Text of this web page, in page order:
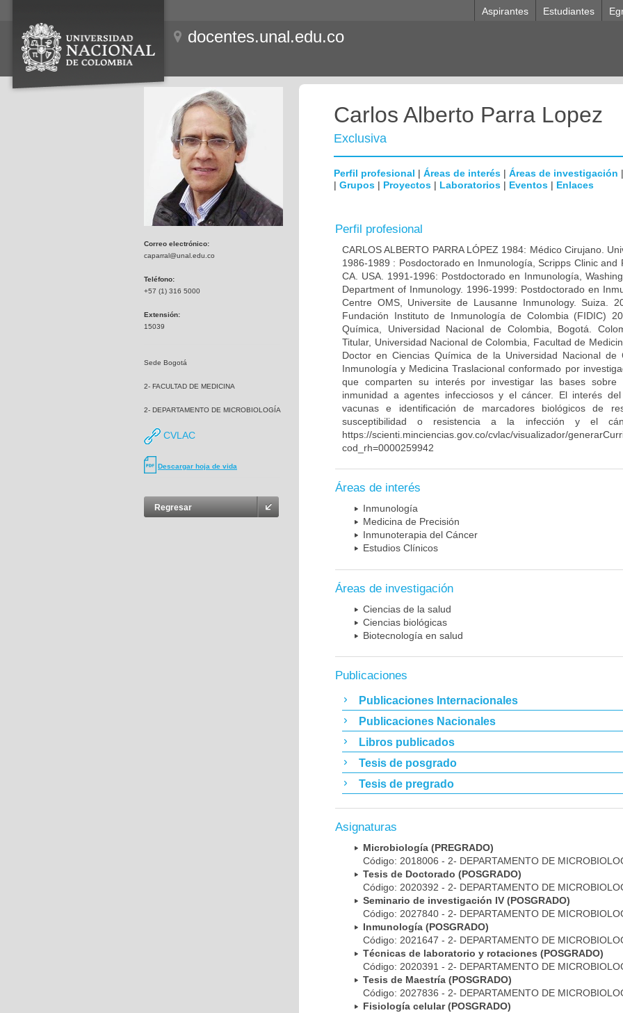
Aspirantes Estudiantes
docentes.unal.edu.co
Correo electrónico:
caparral@unal.edu.co
Teléfono:
+57 (1) 316 5000
Extensión:
15039
Sede Bogotá
2- FACULTAD DE MEDICINA
2- DEPARTAMENTO DE MICROBIOLOGÍA
CVLAC
Descargar hoja de vida
Regresar
Carlos Alberto Parra Lopez
Exclusiva
Perfil profesional | Áreas de interés | Áreas de investigación |
| Grupos | Proyectos | Laboratorios | Eventos | Enlaces
Perfil profesional
CARLOS ALBERTO PARRA LÓPEZ 1984: Médico Cirujano.
1986-1989 : Posdoctorado en Inmunología, Scripps Clinic and
CA. USA. 1991-1996: Postdoctorado en Inmunología,
Department of Inmunology. 1996-1999: Postdoctorado en
Centre OMS, Universite de Lausanne Inmunology. Suiza.
Fundación Instituto de Inmunología de Colombia (FIDIC)
Química, Universidad Nacional de Colombia, Bogotá.
Titular, Universidad Nacional de Colombia, Facultad de
Doctor en Ciencias Química de la Universidad Nacional
Inmunología y Medicina Traslacional conformado por
que comparten su interés por investigar las bases sobre
inmunidad a agentes infecciosos y el cáncer. El interés
vacunas e identificación de marcadores biológicos de
susceptibilidad o resistencia a la infección y el
https://scienti.minciencias.gov.co/cvlac/visualizador/
cod_rh=0000259942
Áreas de interés
Inmunología
Medicina de Precisión
Inmunoterapia del Cáncer
Estudios Clínicos
Áreas de investigación
Ciencias de la salud
Ciencias biológicas
Biotecnología en salud
Publicaciones
Publicaciones Internacionales
Publicaciones Nacionales
Libros publicados
Tesis de posgrado
Tesis de pregrado
Asignaturas
Microbiología (PREGRADO)
Código: 2018006 - 2- DEPARTAMENTO DE
Tesis de Doctorado (POSGRADO)
Código: 2020392 - 2- DEPARTAMENTO DE
Seminario de investigación IV (POSGRADO)
Código: 2027840 - 2- DEPARTAMENTO DE
Inmunología (POSGRADO)
Código: 2021647 - 2- DEPARTAMENTO DE
Técnicas de laboratorio y rotaciones (POSGRADO)
Código: 2020391 - 2- DEPARTAMENTO DE
Tesis de Maestría (POSGRADO)
Código: 2027836 - 2- DEPARTAMENTO DE
Fisiología celular (POSGRADO)